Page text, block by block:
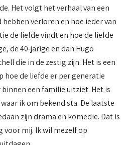
Het volgt het verhaal van een
verloren en hoe ieder van
de liefde vindt en hoe de liefde
de 40-jarige en dan Hugo
die in de zestig zijn. Het is een
hoe de liefde er per generatie
een familie uitziet. Het is
ik om bekend sta. De laatste
zijn drama en komedie. Dat is
voor mij. Ik wil mezelf op